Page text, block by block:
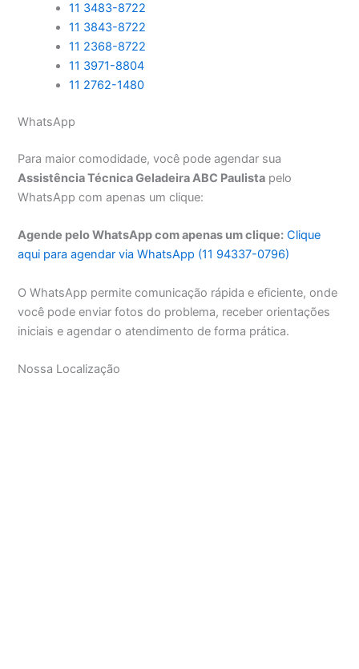
11 3483-8722
11 3843-8722
11 2368-8722
11 3971-8804
11 2762-1480
WhatsApp
Para maior comodidade, você pode agendar sua
Assistência Técnica Geladeira ABC Paulista pelo
WhatsApp com apenas um clique:
Agende pelo WhatsApp com apenas um clique: Clique
aqui para agendar via WhatsApp (11 94337-0796)
O WhatsApp permite comunicação rápida e eficiente, onde
você pode enviar fotos do problema, receber orientações
iniciais e agendar o atendimento de forma prática.
Nossa Localização